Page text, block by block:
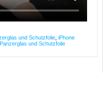
und Schutzfolie iPhone
und Schutzfolie